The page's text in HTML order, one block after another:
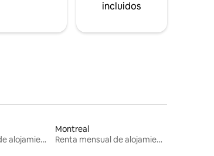
incluidos
Renta mensual de alojamientos
Montreal
Renta mensual de alojamientos